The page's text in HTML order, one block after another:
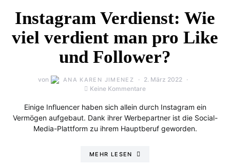
Instagram Verdienst: Wie
viel verdient man pro Like
und Follower?
von ANA KAREN JIMENEZ
2. März 2022
Keine Kommentare
Einige Influencer haben sich allein durch Instagram ein
Vermögen aufgebaut. Dank ihrer Werbepartner ist die Social-
Media-Plattform zu ihrem Hauptberuf geworden.
MEHR LESEN